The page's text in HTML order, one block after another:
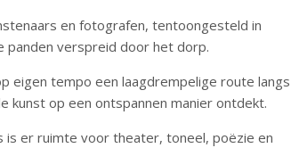
en fotografen, tentoongesteld in
panden verspreid door het dorp.
eigen tempo een laagdrempelige route langs
kunst op een ontspannen manier ontdekt.
is er ruimte voor theater, toneel, poëzie en